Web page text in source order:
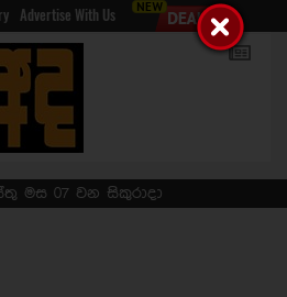
Advertise With Us
මස 07 වන සිකුරාදා